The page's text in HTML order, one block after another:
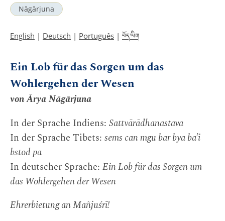
Nāgārjuna
English | Deutsch | Português | བོད་ཡིག
Ein Lob für das Sorgen um das
Wohlergehen der Wesen
von Ārya Nāgārjuna
In der Sprache Indiens: Sattvārādhanastava
In der Sprache Tibets: sems can mgu bar bya ba’i
bstod pa
In deutscher Sprache: Ein Lob für das Sorgen um
das Wohlergehen der Wesen
Ehrerbietung an Mañjuśrī!